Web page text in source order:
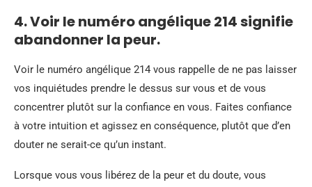
4. Voir le numéro angélique 214 signifie
abandonner la peur.
Voir le numéro angélique 214 vous rappelle de ne pas laisser
vos inquiétudes prendre le dessus sur vous et de vous
concentrer plutôt sur la confiance en vous. Faites confiance
à votre intuition et agissez en conséquence, plutôt que d’en
douter ne serait-ce qu’un instant.
Lorsque vous vous libérez de la peur et du doute, vous